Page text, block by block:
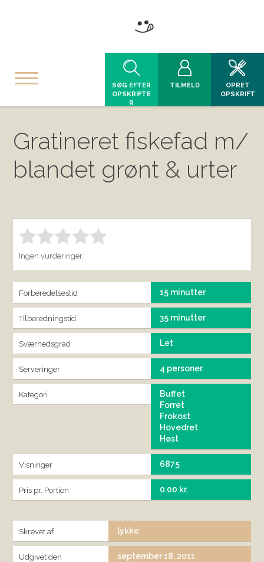
SØG EFTER
OPSKRIFTE
R
TILMELD
OPRET
OPSKRIFT
Gratineret fiskefad m/
blandet grønt & urter
Bedøm denne vare: 1.00
Ingen vurderinger.
Forberedelsestid 15 minutter
Tilberedningstid 35 minutter
Sværhedsgrad Let
Serveringer 4 personer
Kategori
Buffet
Forret
Frokost
Hovedret
Høst
Visninger 6875
Pris pr. Portion 0.00 kr.
Skrevet af lykke
Udgivet den september 18, 2011